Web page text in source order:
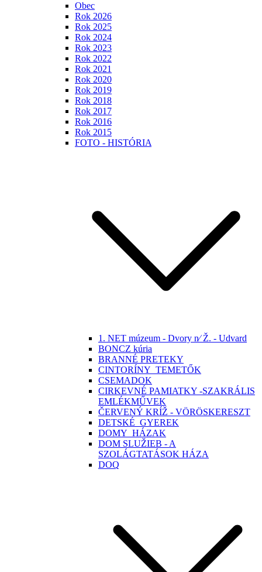
Obec
Rok 2026
Rok 2025
Rok 2024
Rok 2023
Rok 2022
Rok 2021
Rok 2020
Rok 2019
Rok 2018
Rok 2017
Rok 2016
Rok 2015
FOTO - HISTÓRIA
1. NET múzeum - Dvory n⁄ Ž. - Udvard
BONCZ kúria
BRANNÉ PRETEKY
CINTORÍNY_TEMETŐK
CSEMADOK
CIRKEVNÉ PAMIATKY -SZAKRÁLIS
EMLÉKMŰVEK
ČERVENÝ KRÍŽ - VÖRÖSKERESZT
DETSKÉ_GYEREK
DOMY_HÁZAK
DOM SLUŽIEB - A
SZOLÁGTATÁSOK HÁZA
DOQ